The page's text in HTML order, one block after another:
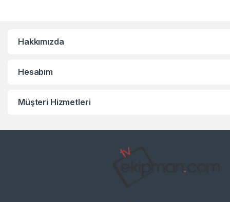
Hakkımızda
Hesabım
Müşteri Hizmetleri